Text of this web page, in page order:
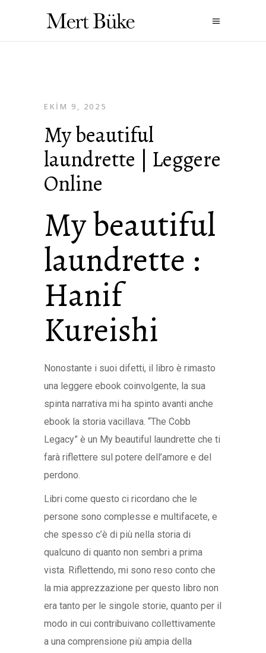
EKIM 9, 2025
My beautiful
laundrette | Leggere
Online
My beautiful
laundrette :
Hanif
Kureishi
Nonostante i suoi difetti, il libro è rimasto
una leggere ebook coinvolgente, la sua
spinta narrativa mi ha spinto avanti anche
ebook la storia vacillava. “The Cobb
Legacy” è un My beautiful laundrette che ti
farà riflettere sul potere dell’amore e del
perdono.
Libri come questo ci ricordano che le
persone sono complesse e multifacete, e
che spesso c’è di più nella storia di
qualcuno di quanto non sembri a prima
vista. Riflettendo, mi sono reso conto che
la mia apprezzazione per questo libro non
era tanto per le singole storie, quanto per il
modo in cui contribuivano collettivamente
a una comprensione più ampia della